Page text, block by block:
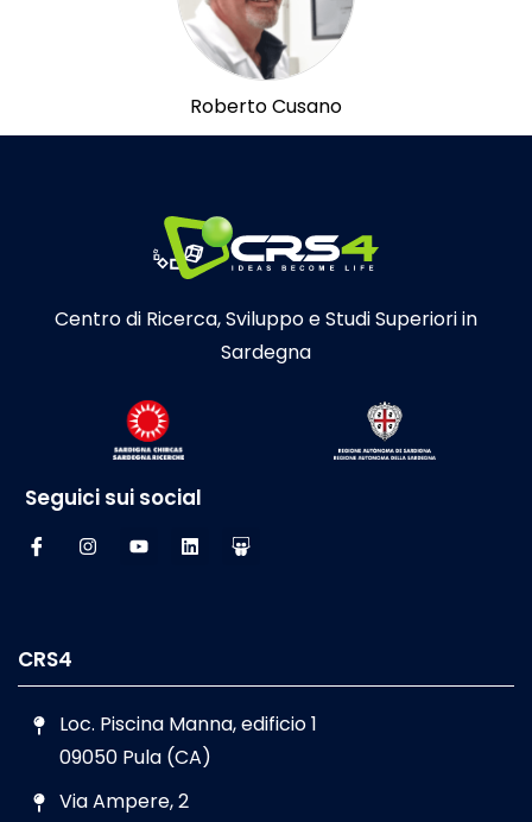
Roberto Cusano
Centro di Ricerca, Sviluppo e Studi Superiori in
Sardegna
Seguici sui social
CRS4
Loc. Piscina Manna, edificio 1
09050 Pula (CA)
Via Ampere, 2